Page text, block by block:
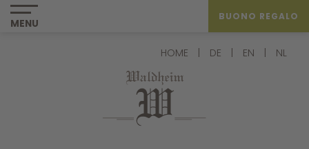
HOME DE EN NL
MENU
BUONO REGALO